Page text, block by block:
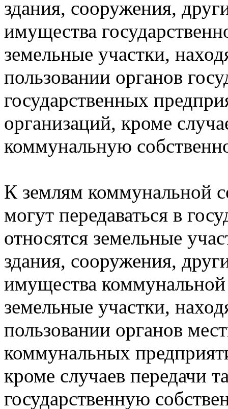
здания, сооружения,
имущества
земельные участки,
пользовании органов
государственных
организаций, кроме
коммунальную
К землям коммунальной
могут передаваться в
относятся земельные
здания, сооружения,
имущества коммунальной
земельные участки,
пользовании органов
коммунальных
кроме случаев передачи
государственную